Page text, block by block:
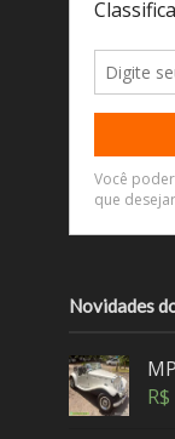
Novidades
R$